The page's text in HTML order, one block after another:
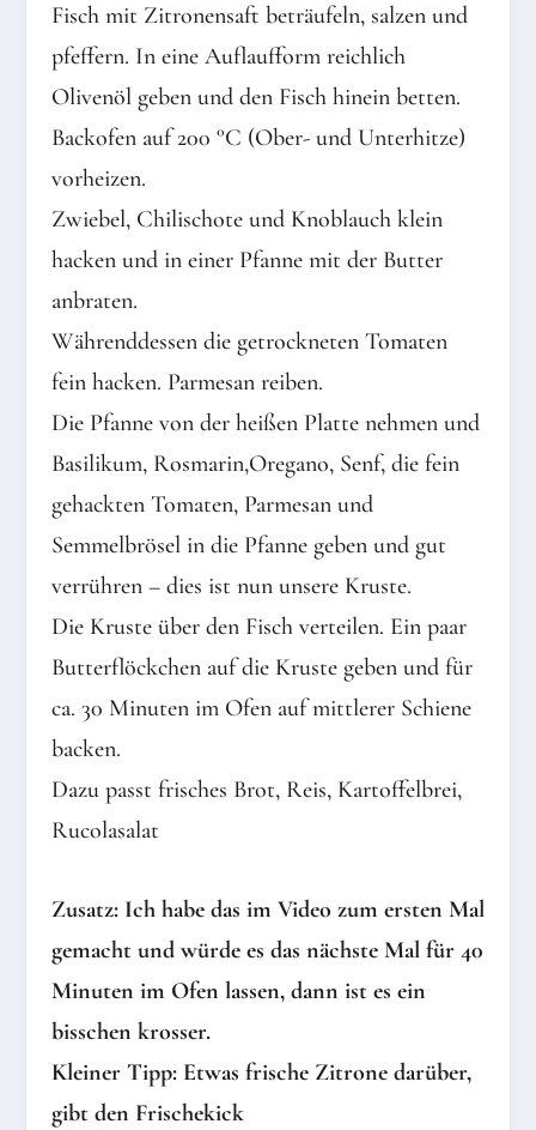
Fisch mit Zitronensaft beträufeln, salzen und
pfeffern. In eine Auflaufform reichlich
Olivenöl geben und den Fisch hinein betten.
Backofen auf 200 °C (Ober- und Unterhitze)
vorheizen.
Zwiebel, Chilischote und Knoblauch klein
hacken und in einer Pfanne mit der Butter
anbraten.
Währenddessen die getrockneten Tomaten
fein hacken. Parmesan reiben.
Die Pfanne von der heißen Platte nehmen und
Basilikum, Rosmarin,Oregano, Senf, die fein
gehackten Tomaten, Parmesan und
Semmelbrösel in die Pfanne geben und gut
verrühren – dies ist nun unsere Kruste.
Die Kruste über den Fisch verteilen. Ein paar
Butterflöckchen auf die Kruste geben und für
ca. 30 Minuten im Ofen auf mittlerer Schiene
backen.
Dazu passt frisches Brot, Reis, Kartoffelbrei,
Rucolasalat
Zusatz: Ich habe das im Video zum ersten Mal
gemacht und würde es das nächste Mal für 40
Minuten im Ofen lassen, dann ist es ein
bisschen krosser.
Kleiner Tipp: Etwas frische Zitrone darüber,
gibt den Frischekick